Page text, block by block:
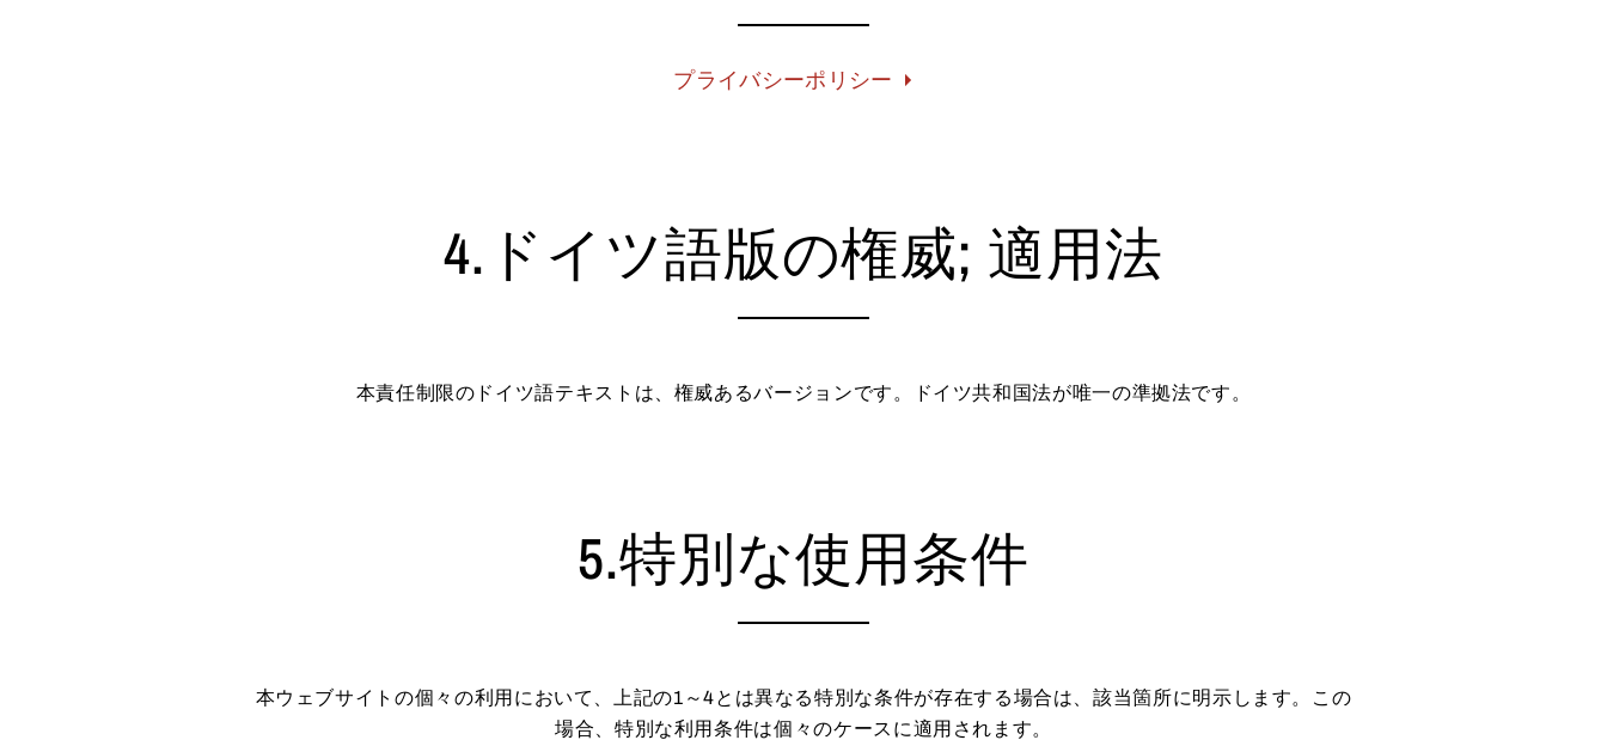
プライバシーポリシー
4.ドイツ語版の権威; 適用法
本責任制限のドイツ語テキストは、権威あるバージョンです。ドイツ共和国法が唯一の準拠法です。
5.特別な使用条件
本ウェブサイトの個々の利用において、上記の1～4とは異なる特別な条件が存在する場合は、該当箇所に明示します。この
場合、特別な利用条件は個々のケースに適用されます。